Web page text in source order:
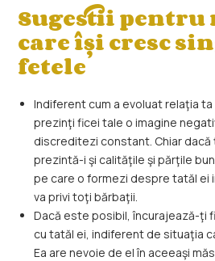
Sugestii pentru
care își cresc
fetele
Indiferent cum a evoluat relaţia
prezinţi ficei tale o imagine
discreditezi constant. Chiar dacă
prezintă-i şi calităţile şi părţile
pe care o formezi despre tatăl ei
va privi toţi bărbaţii.
Dacă este posibil, încurajează-ţi
cu tatăl ei, indiferent de situaţia
Ea are nevoie de el în aceeaşi